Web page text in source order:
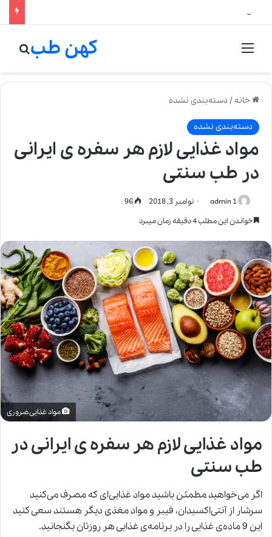
منو کهن طب
خانه/دسته‌بندی نشده
دسته‌بندی نشده
مواد غذایی لازم هر سفره ی ایرانی
در طب سنتی
admin 1 نوامبر 3, 2018
خواندن این مطلب 4 دقیقه زمان میبرد
مواد غذایی ضروری
مواد غذایی لازم هر سفره ی ایرانی در
طب سنتی
اگر می‌خواهید مطمئن باشید مواد غذایی‌ای که مصرف می‌کنید
سرشار از آنتی‌اکسیدان، فیبر و مواد مغذی دیگر هستند سعی کنید
این 9
ماده‌ی غذاییرا در برنامه‌ی غذایی هر روزتان بگنجانید.